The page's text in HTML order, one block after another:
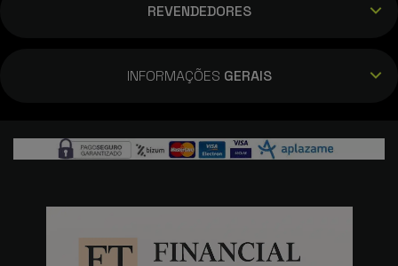
REVENDEDORES
INFORMAÇÕES GERAIS